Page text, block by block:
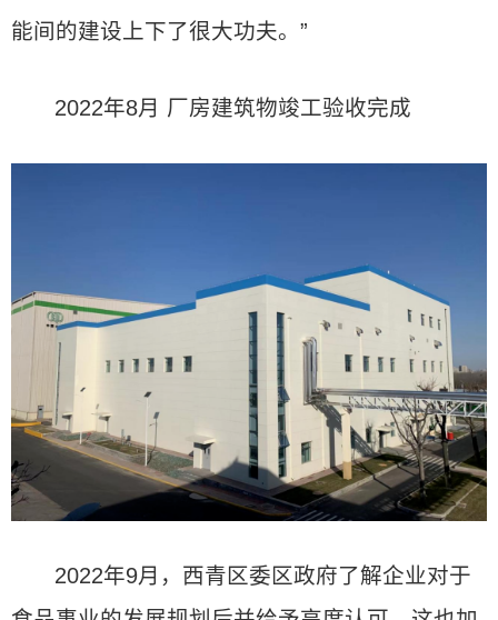
能间的建设上下了很大功夫。”
2022年8月 厂房建筑物竣工验收完成
2022年9月，西青区委区政府了解企业对于